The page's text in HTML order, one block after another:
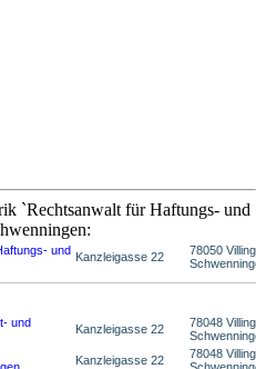
`Rechtsanwalt für Haftungs- und
und Kanzleigasse 22
78050
und
Kanzleigasse 22
78048
Kanzleigasse 22
78048